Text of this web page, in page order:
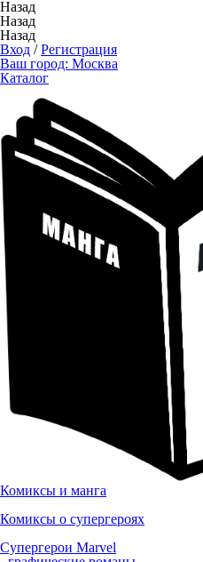
Назад
Назад
Назад
Вход /Регистрация
Ваш город: Москва
Каталог
Комиксы и манга
Комиксы о супергероях
Супергерои Marvel